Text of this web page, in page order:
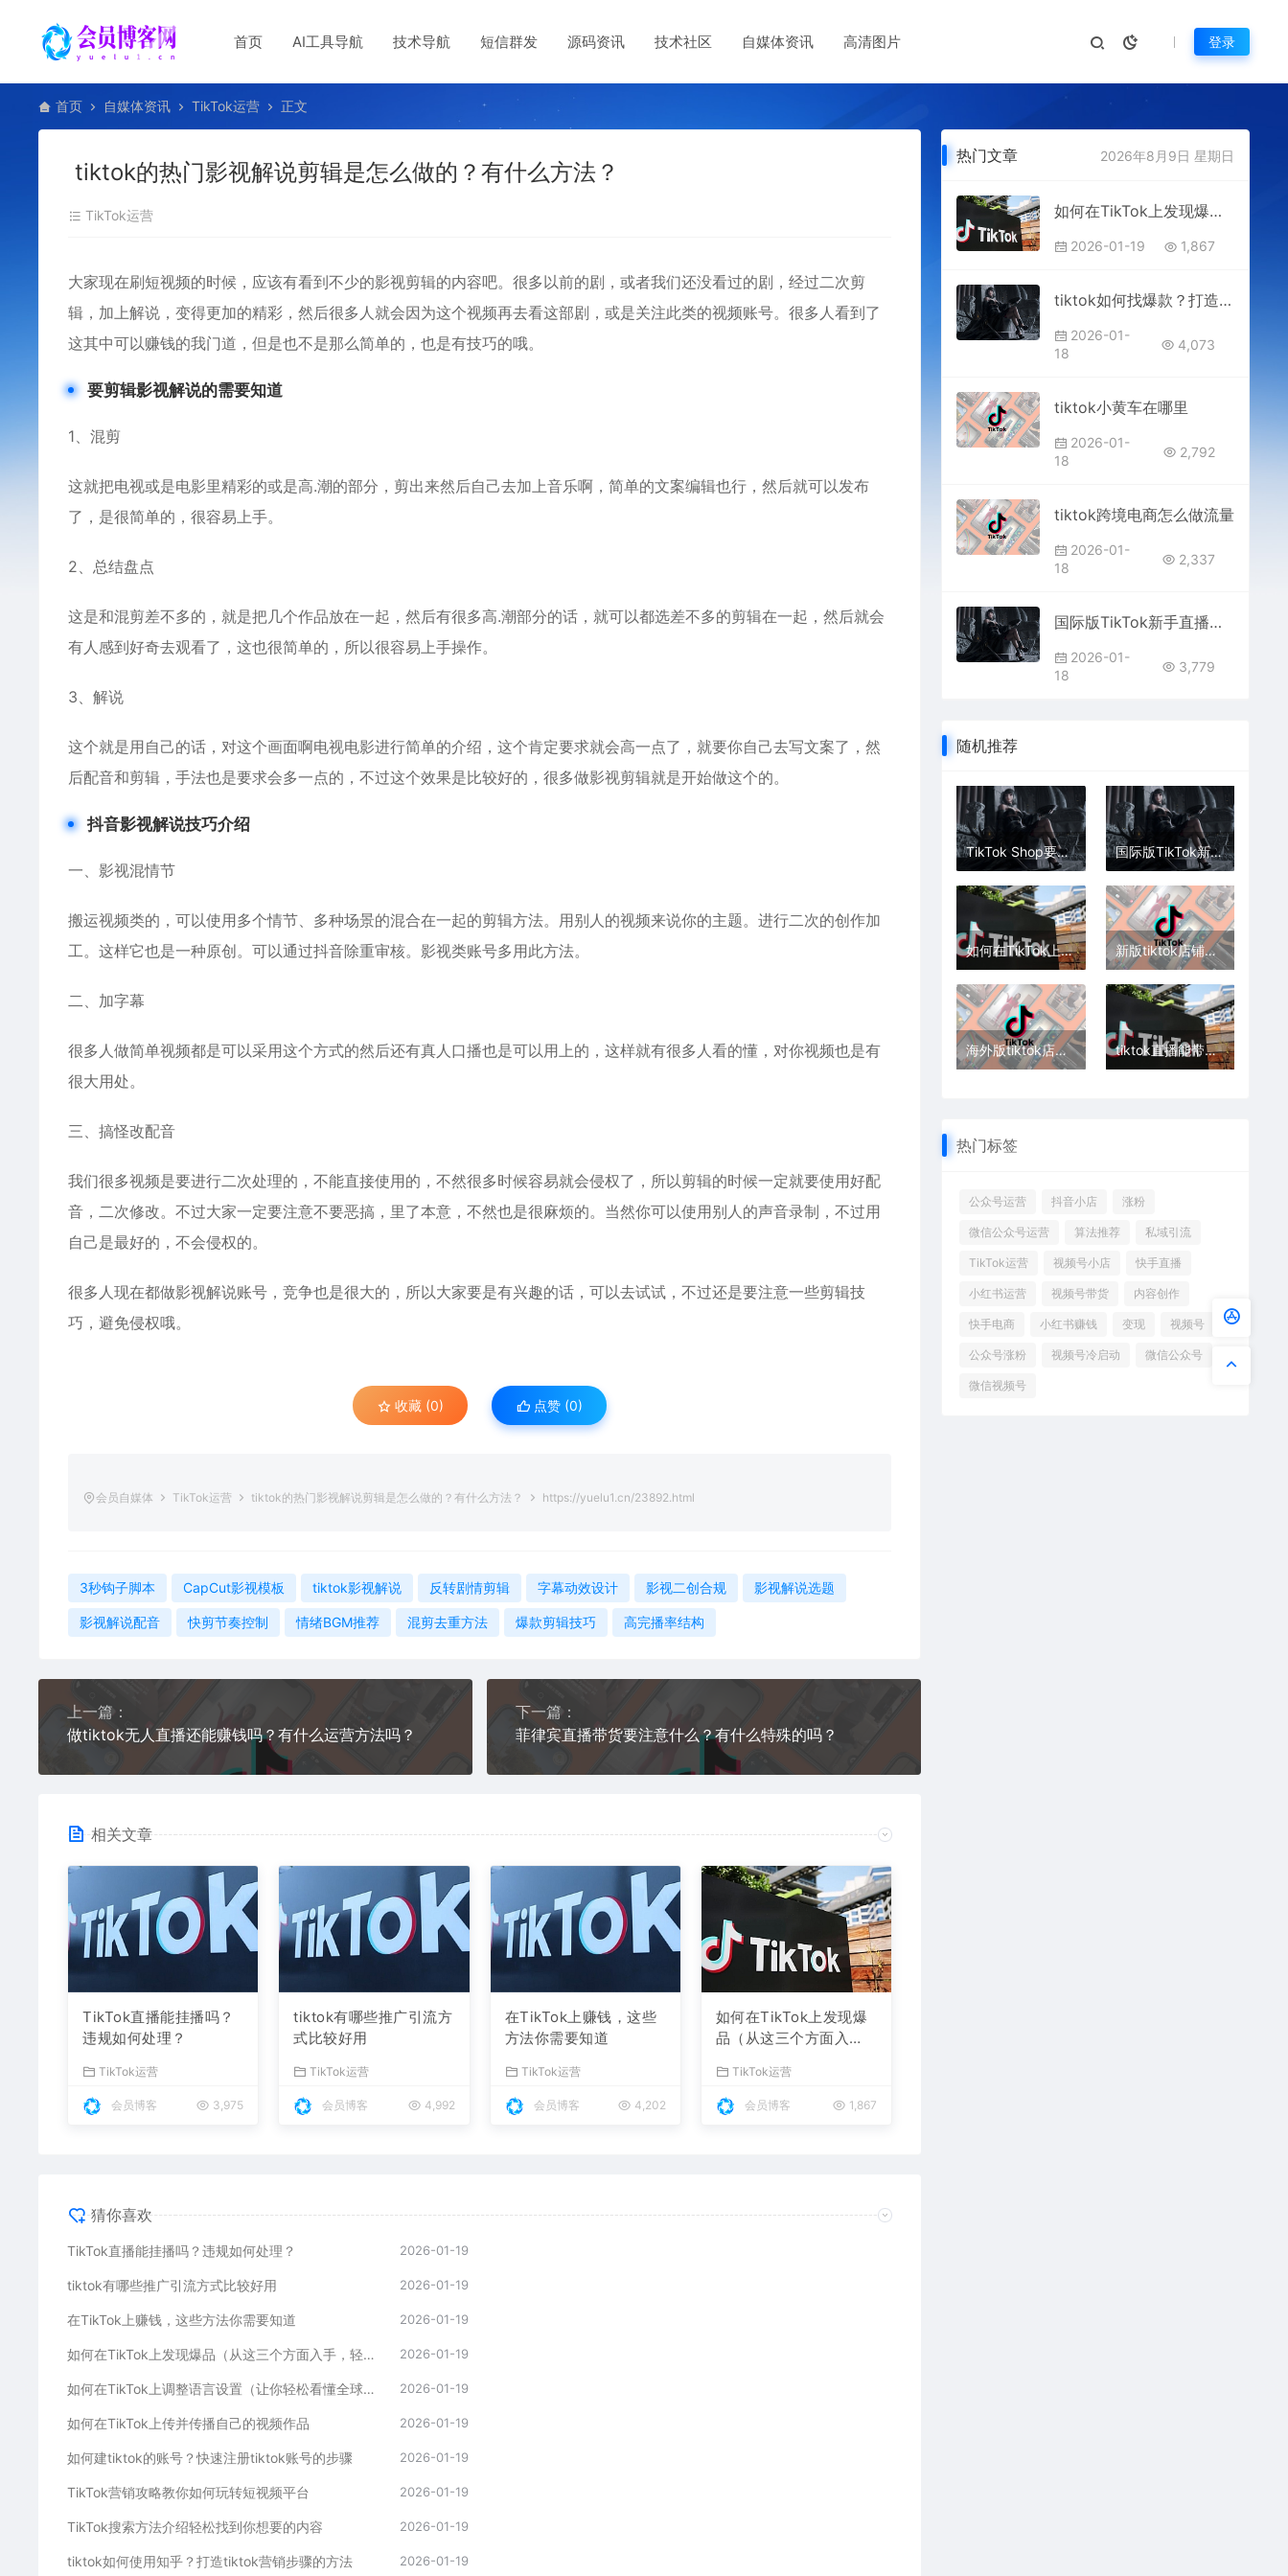
首页 AI工具导航 技术导航 短信群发 源码资讯 技术社区 自媒体资讯 高清图片 登录
首页 自媒体资讯 TikTok运营 正文
tiktok的热门影视解说剪辑是怎么做的？有什么方法？
TikTok运营
大家现在刷短视频的时候，应该有看到不少的影视剪辑的内容吧。很多以前的剧，或者我们还没看过的剧，经过二次剪
辑，加上解说，变得更加的精彩，然后很多人就会因为这个视频再去看这部剧，或是关注此类的视频账号。很多人看到了
这其中可以赚钱的我门道，但是也不是那么简单的，也是有技巧的哦。
要剪辑影视解说的需要知道
1、混剪
这就把电视或是电影里精彩的或是高.潮的部分，剪出来然后自己去加上音乐啊，简单的文案编辑也行，然后就可以发布
了，是很简单的，很容易上手。
2、总结盘点
这是和混剪差不多的，就是把几个作品放在一起，然后有很多高.潮部分的话，就可以都选差不多的剪辑在一起，然后就会
有人感到好奇去观看了，这也很简单的，所以很容易上手操作。
3、解说
这个就是用自己的话，对这个画面啊电视电影进行简单的介绍，这个肯定要求就会高一点了，就要你自己去写文案了，然
后配音和剪辑，手法也是要求会多一点的，不过这个效果是比较好的，很多做影视剪辑就是开始做这个的。
抖音影视解说技巧介绍
一、影视混情节
搬运视频类的，可以使用多个情节、多种场景的混合在一起的剪辑方法。用别人的视频来说你的主题。进行二次的创作加
工。这样它也是一种原创。可以通过抖音除重审核。影视类账号多用此方法。
二、加字幕
很多人做简单视频都是可以采用这个方式的然后还有真人口播也是可以用上的，这样就有很多人看的懂，对你视频也是有
很大用处。
三、搞怪改配音
我们很多视频是要进行二次处理的，不能直接使用的，不然很多时候容易就会侵权了，所以剪辑的时候一定就要使用好配
音，二次修改。不过大家一定要注意不要恶搞，里了本意，不然也是很麻烦的。当然你可以使用别人的声音录制，不过用
自己是最好的，不会侵权的。
很多人现在都做影视解说账号，竞争也是很大的，所以大家要是有兴趣的话，可以去试试，不过还是要注意一些剪辑技
巧，避免侵权哦。
收藏 (0) 点赞 (0)
会员自媒体 TikTok运营 tiktok的热门影视解说剪辑是怎么做的？有什么方法？ https://yuelu1.cn/23892.html
3秒钩子脚本 CapCut影视模板 tiktok影视解说 反转剧情剪辑 字幕动效设计 影视二创合规 影视解说选题
影视解说配音 快剪节奏控制 情绪BGM推荐 混剪去重方法 爆款剪辑技巧 高完播率结构
上一篇：
做tiktok无人直播还能赚钱吗？有什么运营方法吗？
下一篇：
菲律宾直播带货要注意什么？有什么特殊的吗？
相关文章
TikTok直播能挂播吗？
违规如何处理？
TikTok运营
会员博客 3,975
tiktok有哪些推广引流方
式比较好用
TikTok运营
会员博客 4,992
在TikTok上赚钱，这些
方法你需要知道
TikTok运营
会员博客 4,202
如何在TikTok上发现爆
品（从这三个方面入
TikTok运营
会员博客 1,867
猜你喜欢
TikTok直播能挂播吗？违规如何处理？ 2026-01-19
tiktok有哪些推广引流方式比较好用 2026-01-19
在TikTok上赚钱，这些方法你需要知道 2026-01-19
如何在TikTok上发现爆品（从这三个方面入手，轻松掌握） 2026-01-19
如何在TikTok上调整语言设置（让你轻松看懂全球内容） 2026-01-19
如何在TikTok上传并传播自己的视频作品 2026-01-19
如何建tiktok的账号？快速注册tiktok账号的步骤 2026-01-19
TikTok营销攻略教你如何玩转短视频平台 2026-01-19
TikTok搜索方法介绍轻松找到你想要的内容 2026-01-19
tiktok如何使用知乎？打造tiktok营销步骤的方法 2026-01-19
热门文章 2026年8月9日 星期日
如何在TikTok上发现爆品（从这三个方面入手，轻松掌握）
2026-01-19 1,867
tiktok如何找爆款？打造火爆短视频的方法
2026-01-
18
4,073
tiktok小黄车在哪里
2026-01-
18
2,792
tiktok跨境电商怎么做流量
2026-01-
18
2,337
国际版TikTok新手直播怎么能流畅不卡顿
2026-01-
18
3,779
随机推荐
TikTok Shop要如何在商品素材库上传图片素材 国际版TikTok新手直播怎么能流畅不卡顿
如何在TikTok上调整语言设置（让你轻松看懂全球内容） 新版tiktok店铺政策以及售卖规则详解
海外版tiktok店带货如何发货？在哪里发货？ tiktok直播能带来什么流量？有价值吗？
热门标签
公众号运营 抖音小店 涨粉
微信公众号运营 算法推荐 私域引流
TikTok运营 视频号小店 快手直播
小红书运营 视频号带货 内容创作
快手电商 小红书赚钱 变现 视频号
公众号涨粉 视频号冷启动 微信公众号
微信视频号